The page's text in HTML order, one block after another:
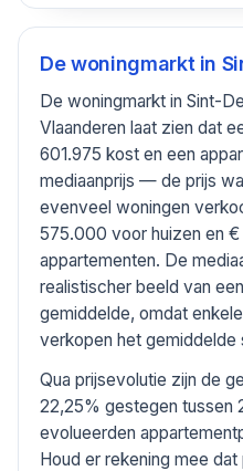
De woningmarkt in
De woningmarkt in Sint-
Vlaanderen laat zien dat
601.975 kost en een
mediaanprijs — de prijs
evenveel woningen
575.000 voor huizen en
appartementen. De
realistischer beeld van
gemiddelde, omdat
verkopen het gemiddelde
Qua prijsevolutie zijn de
22,25% gestegen tussen
evolueerden
Houd er rekening mee